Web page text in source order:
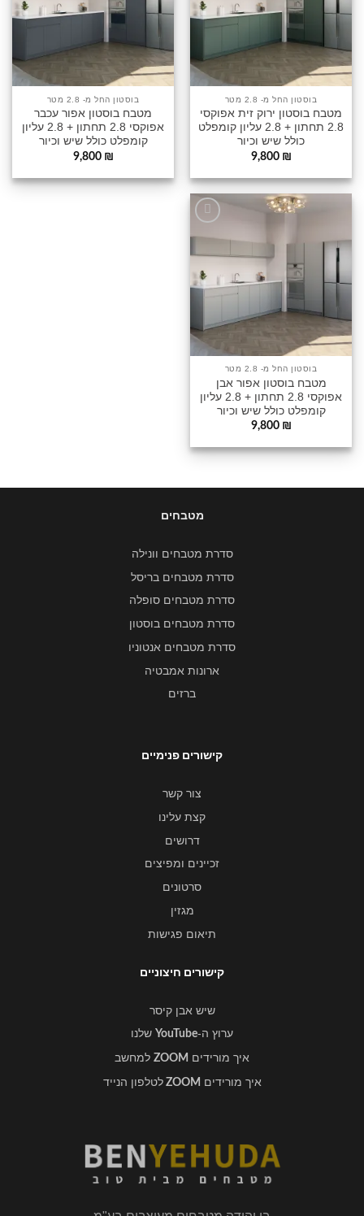
בוסטון החל מ- 2.8 מטר
מטבח בוסטון ירוק זית אפוקסי
2.8 תחתון + 2.8 עליון קומפלט
כולל שיש וכיור
9,800 ₪
בוסטון החל מ- 2.8 מטר
מטבח בוסטון אפור עכבר
אפוקסי 2.8 תחתון + 2.8 עליון
קומפלט כולל שיש וכיור
9,800 ₪
הוסף
שלי
בוסטון החל מ- 2.8 מטר
מטבח בוסטון אפור אבן
אפוקסי 2.8 תחתון + 2.8 עליון
קומפלט כולל שיש וכיור
9,800 ₪
מטבחים
סדרת מטבחים וונילה
סדרת מטבחים בריסל
סדרת מטבחים סופלה
סדרת מטבחים בוסטון
סדרת מטבחים אנטוניו
ארונות אמבטיה
ברזים
קישורים פנימיים
צור קשר
קצת עלינו
דרושים
זכיינים ומפיצים
סרטונים
מגזין
תיאום פגישות
קישורים חיצוניים
שיש אבן קיסר
ערוץ ה-YouTube שלנו
איך מורידים ZOOM למחשב
איך מורידים ZOOM לטלפון הנייד